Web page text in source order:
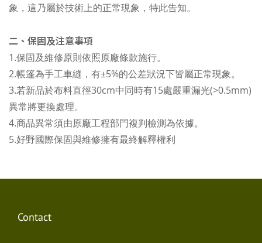
象，這乃屬於技術上的正常現象，特此告知。
二、保固及注意事項
1.保固及維修原則依照原廠條款施行。
2.帳篷為手工車縫，有±5%的公差狀況下皆屬正常現象。
3.若新品於布料直徑30cm中同時有15處嚴重漏光(>0.5mm)
異常將更換處理。
4.商品異常須由原廠工程部門複判檢測為依據。
5.好野國際保固與維修擁有最終解釋權利
Contact